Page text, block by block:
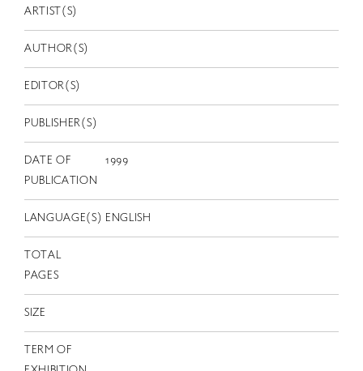
EN
ARTIST(S)
AUTHOR(S)
EDITOR(S)
PUBLISHER(S)
DATE OF
PUBLICATION
1999
LANGUAGE(S) ENGLISH
TOTAL
PAGES
SIZE
TERM OF